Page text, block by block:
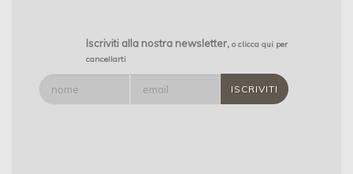
Iscriviti alla nostra newsletter, o clicca qui per
cancellarti